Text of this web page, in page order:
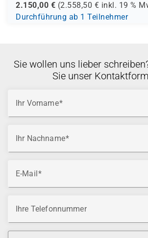
2.150,00 € (2.558,50 € inkl. 19 %
Durchführung ab 1 Teilnehmer
Sie wollen uns lieber
Sie unser
Ihr Vorname
Ihr Nachname
E-Mail
Ihre Telefonnummer